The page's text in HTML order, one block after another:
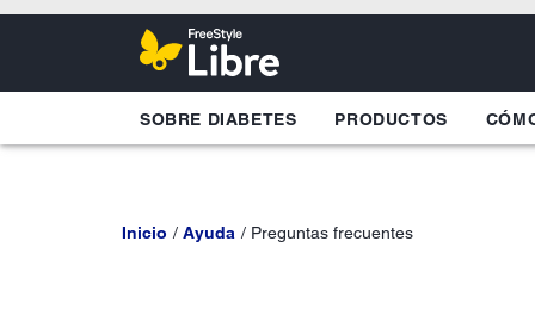
SOBRE DIABETES PRODUCTOS
Inicio Ayuda Preguntas frecuentes